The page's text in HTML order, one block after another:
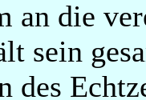
an die
sein
des